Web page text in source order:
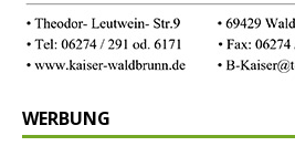
WERBUNG